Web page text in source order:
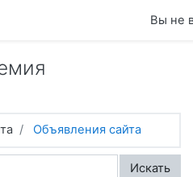
Вы не
Объявления сайта
Искать